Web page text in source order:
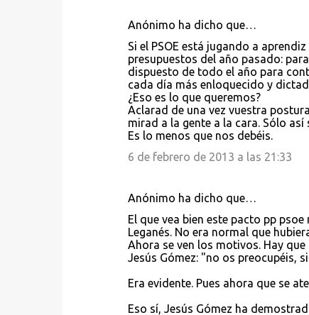
Anónimo ha dicho que…
Si el PSOE está jugando a
presupuestos del año pasado:
dispuesto de todo el año para
cada día más enloquecido y
¿Eso es lo que queremos?
Aclarad de una vez vuestra
mirad a la gente a la cara. Sólo
Es lo menos que nos debéis.
6 de febrero de 2013 a las 21:33
Anónimo ha dicho que…
El que vea bien este pacto pp
Leganés. No era normal que
Ahora se ven los motivos. Hay
Jesús Gómez: "no os preocupéis,
Era evidente. Pues ahora que se
Eso sí, Jesús Gómez ha